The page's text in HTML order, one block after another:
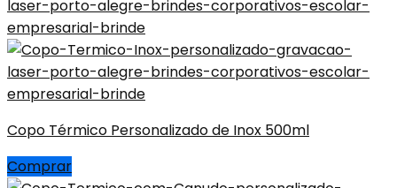
Copo Térmico Personalizado de Inox 500ml
Comprar